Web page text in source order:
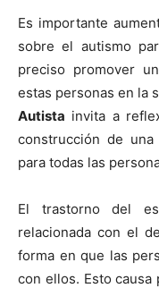
Es importante
sobre el autismo
preciso promover
estas personas en la
Autista invita a
construcción de
para todas las
El trastorno del
relacionada con el
forma en que las
con ellos. Esto causa